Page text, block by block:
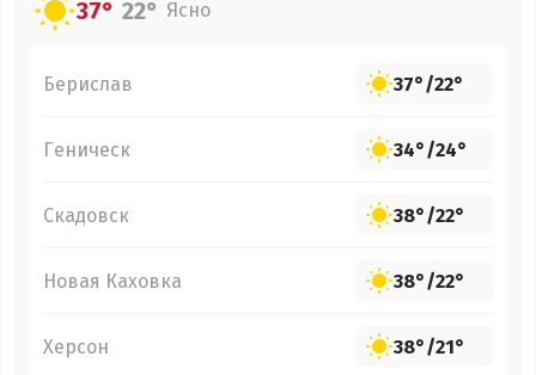
37° 22° Ясно
Берислав 37°/22°
Геническ 34°/24°
Скадовск 38°/22°
Новая Каховка 38°/22°
Херсон 38°/21°